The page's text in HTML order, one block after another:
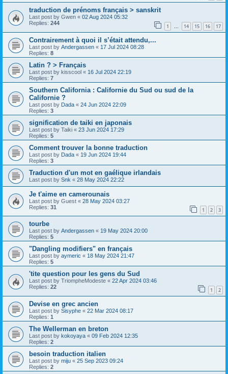
traduction de prénoms français > sanskrit
Last post by Gwen « 02 Aug 2024 05:32
Replies: 244 1 … 14 15 16 17
Contrairement à quoi il s’était attendu,...
Last post by Andergassen « 17 Jul 2024 08:28
Replies: 8
Latin ? > Français
Last post by kisscool « 16 Jul 2024 22:19
Replies: 7
Southern California : Californie du Sud ou sud de la
Californie ?
Last post by Dada « 24 Jun 2024 22:09
Replies: 3
signification de taiki en japonais
Last post by Taiki « 23 Jun 2024 17:29
Replies: 5
Comment trouver la bonne traduction
Last post by Dada « 19 Jun 2024 19:44
Replies: 3
Traduction d'un mot en gaélique irlandais
Last post by Snk « 28 May 2024 22:22
Je t'aime en camerounais
Last post by Guest « 28 May 2024 03:27
Replies: 31 1 2 3
tourbe
Last post by Andergassen « 19 May 2024 20:00
Replies: 5
"Dangling modifiers" en français
Last post by aymeric « 18 May 2024 21:47
Replies: 5
'tite question pour les gens du Sud
Last post by TriompheModeste « 22 Apr 2024 03:46
Replies: 22 1 2
Devise en grec ancien
Last post by Sisyphe « 22 Mar 2024 08:17
Replies: 1
The Wellerman en breton
Last post by kokoyaya « 09 Feb 2024 12:35
Replies: 2
besoin traduction italien
Last post by miju « 25 Sep 2023 09:24
Replies: 2